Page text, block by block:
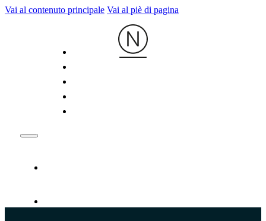
Vai al contenuto principale Vai al piè di pagina
Chi Siamo